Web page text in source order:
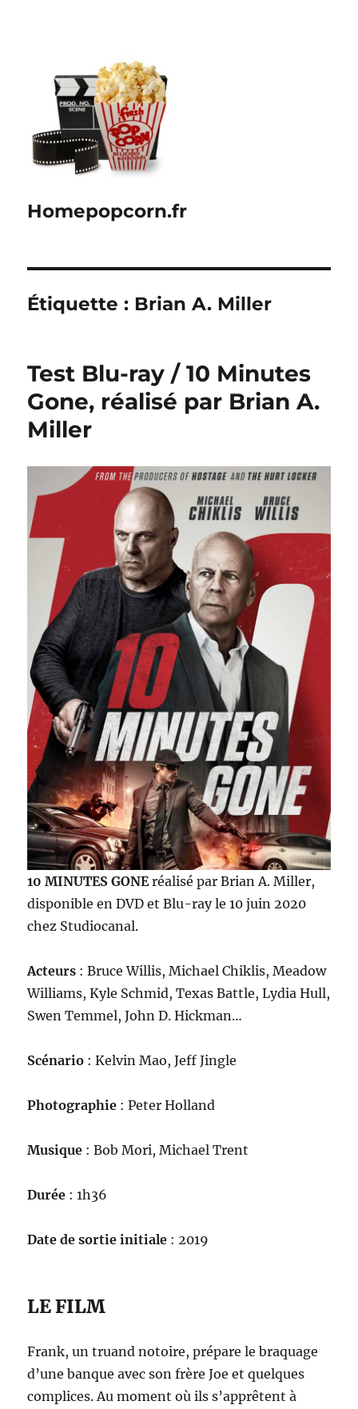
Homepopcorn.fr
Étiquette : Brian A. Miller
Test Blu-ray / 10 Minutes
Gone, réalisé par Brian A.
Miller
10 MINUTES GONEréalisé par Brian A. Miller,
disponible en DVD et Blu-ray le 10 juin 2020
chez Studiocanal.
Acteurs : Bruce Willis, Michael Chiklis, Meadow
Williams, Kyle Schmid, Texas Battle, Lydia Hull,
Swen Temmel, John D. Hickman…
Scénario : Kelvin Mao, Jeff Jingle
Photographie : Peter Holland
Musique : Bob Mori, Michael Trent
Durée : 1h36
Date de sortie initiale : 2019
LE FILM
Frank, un truand notoire, prépare le braquage
d’une banque avec son frère Joe et quelques
complices. Au moment où ils s’apprêtent à